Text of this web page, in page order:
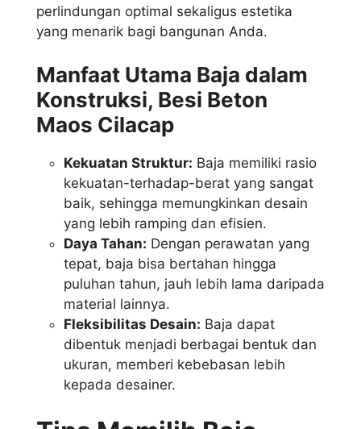
perlindungan optimal sekaligus estetika
yang menarik bagi bangunan Anda.
Manfaat Utama Baja dalam
Konstruksi, Besi Beton
Maos Cilacap
Kekuatan Struktur: Baja memiliki rasio
kekuatan-terhadap-berat yang sangat
baik, sehingga memungkinkan desain
yang lebih ramping dan efisien.
Daya Tahan: Dengan perawatan yang
tepat, baja bisa bertahan hingga
puluhan tahun, jauh lebih lama daripada
material lainnya.
Fleksibilitas Desain: Baja dapat
dibentuk menjadi berbagai bentuk dan
ukuran, memberi kebebasan lebih
kepada desainer.